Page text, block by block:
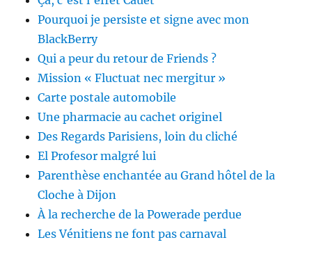
Pourquoi je persiste et signe avec mon
BlackBerry
Qui a peur du retour de Friends ?
Mission « Fluctuat nec mergitur »
Carte postale automobile
Une pharmacie au cachet originel
Des Regards Parisiens, loin du cliché
El Profesor malgré lui
Parenthèse enchantée au Grand hôtel de la
Cloche à Dijon
À la recherche de la Powerade perdue
Les Vénitiens ne font pas carnaval